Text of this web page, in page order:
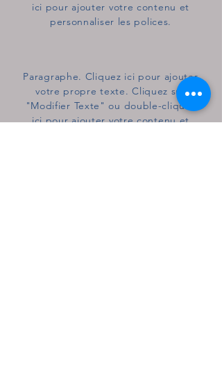
ici pour ajouter votre contenu et
personnaliser les polices.
Paragraphe. Cliquez ici pour ajouter
votre propre texte. Cliquez sur
"Modifier Texte" ou double-cliquez
ici pour ajouter votre contenu et